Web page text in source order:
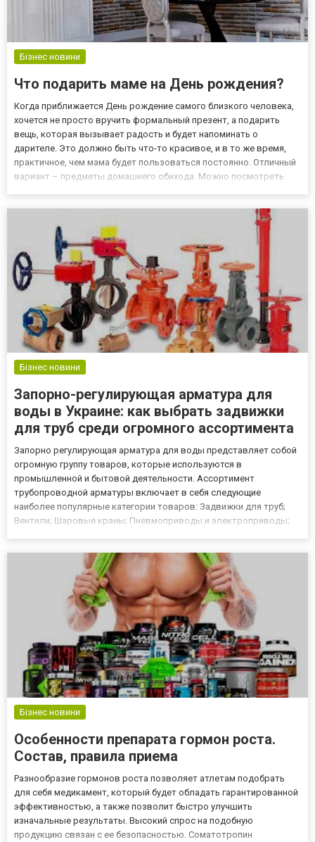
Бізнес новини
Что подарить маме на День рождения?
Когда приближается День рождение самого близкого человека,
хочется не просто вручить формальный презент, а подарить
вещь, которая вызывает радость и будет напоминать о
дарителе. Это должно быть что-то красивое, и в то же время,
практичное, чем мама будет пользоваться постоянно. Отличный
вариант – предметы домашнего обихода. Можно посмотреть
Бізнес новини
Запорно-регулирующая арматура для
воды в Украине: как выбрать задвижки
для труб среди огромного ассортимента
Запорно регулирующая арматура для воды представляет собой
огромную группу товаров, которые используются в
промышленной и бытовой деятельности. Ассортимент
трубопроводной арматуры включает в себя следующие
наиболее популярные категории товаров: Задвижки для труб;
Вентили; Шаровые краны; Пневмоприводы и электроприводы;
доступных товаров для клиентов ко...
Бізнес новини
Особенности препарата гормон роста.
Состав, правила приема
Разнообразие гормонов роста позволяет атлетам подобрать
для себя медикамент, который будет обладать гарантированной
эффективностью, а также позволит быстро улучшить
изначальные результаты. Высокий спрос на подобную
продукцию связан с ее безопасностью. Соматотропин